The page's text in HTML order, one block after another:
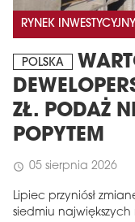
RYNEK
POLSKA
ZŁ. PODAŻ
POPYTEM
schedule 05 sierpnia 2026
Lipiec przyniósł
siedmiu